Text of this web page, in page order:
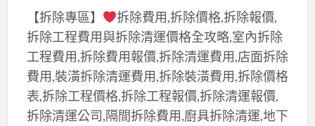
【拆除專區】
拆除費用,拆除價格,拆除報價,
拆除工程費用與拆除清運價格全攻略,室內拆除
工程費用,拆除費用報價,拆除清運費用,店面拆除
費用,裝潢拆除清運費用,拆除裝潢費用,拆除價格
表,拆除工程價格,拆除工程報價,拆除清運報價,
拆除清運公司,隔間拆除費用,廚具拆除清運,地下